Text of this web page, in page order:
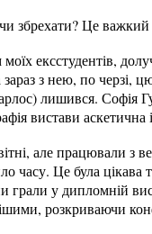
збрехати? Це важкий
ексстудентів,
з нею, по черзі,
лишився. Софія
вистави
але працювали з
часу. Це була
у дипломній
розкриваючи